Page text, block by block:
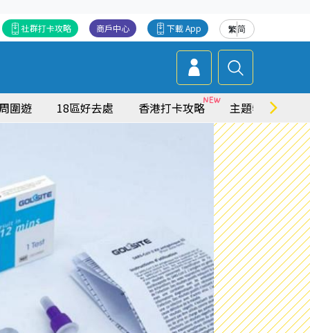
繁简
下載 App
商戶中心
社群打卡攻略
圍遊 18區好去處 香港打卡攻略 主題特集